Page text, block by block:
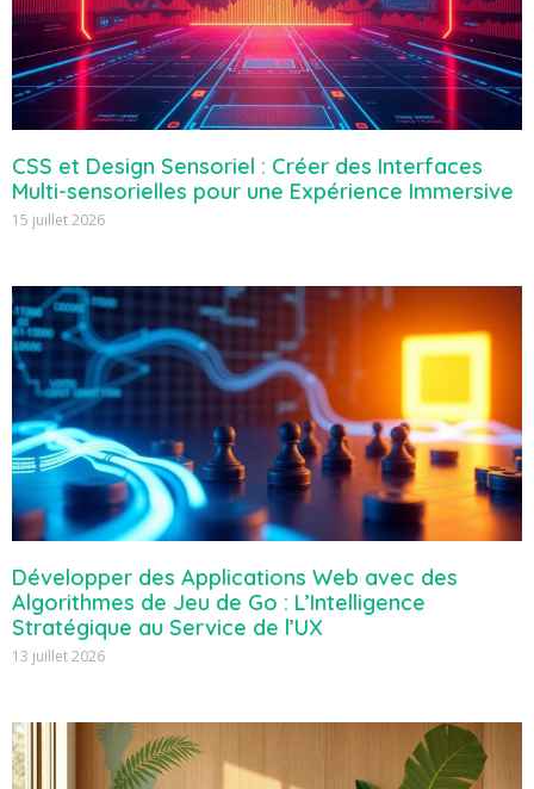
CSS et Design Sensoriel : Créer des Interfaces
Multi-sensorielles pour une Expérience Immersive
15 juillet 2026
Développer des Applications Web avec des
Algorithmes de Jeu de Go : L’Intelligence
Stratégique au Service de l’UX
13 juillet 2026